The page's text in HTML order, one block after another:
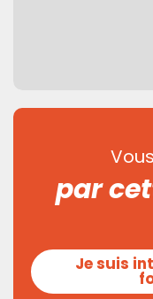
par
Je suis